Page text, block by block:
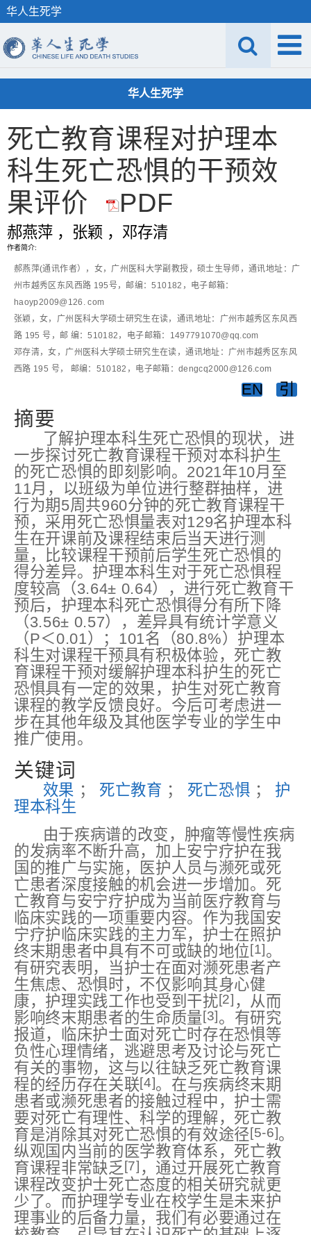
华人生死学
华人生死学
引
EN
死亡教育课程对护理本
科生死亡恐惧的干预效
果评价
PDF
郝燕萍 ，张颖 ，邓存清
作者简介:
郝燕萍(通讯作者），女，广州医科大学副教授，硕士生导师，通讯地址：广
州市越秀区东风西路 195号，邮编：510182，电子邮箱：
haoyp2009@126. com
张颖，女，广州医科大学硕士研究生在读，通讯地址：广州市越秀区东风西
路 195 号，邮 编：510182，电子邮箱：1497791070@qq.com
邓存清，女，广州医科大学硕士研究生在读，通讯地址：广州市越秀区东风
西路 195 号， 邮编：510182，电子邮箱：dengcq2000@126.com
摘要
了解护理本科生死亡恐惧的现状，进
一步探讨死亡教育课程干预对本科护生
的死亡恐惧的即刻影响。2021年10月至
11月，以班级为单位进行整群抽样，进
行为期5周共960分钟的死亡教育课程干
预，采用死亡恐惧量表对129名护理本科
生在开课前及课程结束后当天进行测
量，比较课程干预前后学生死亡恐惧的
得分差异。护理本科生对于死亡恐惧程
度较高（3.64± 0.64），进行死亡教育干
预后，护理本科死亡恐惧得分有所下降
（3.56± 0.57），差异具有统计学意义
（P＜0.01）；101名（80.8%）护理本
科生对课程干预具有积极体验，死亡教
育课程干预对缓解护理本科护生的死亡
恐惧具有一定的效果，护生对死亡教育
课程的教学反馈良好。今后可考虑进一
步在其他年级及其他医学专业的学生中
推广使用。
关键词
效果 ； 死亡教育 ； 死亡恐惧 ； 护
理本科生
由于疾病谱的改变，肿瘤等慢性疾病
的发病率不断升高，加上安宁疗护在我
国的推广与实施，医护人员与濒死或死
亡患者深度接触的机会进一步增加。死
亡教育与安宁疗护成为当前医疗教育与
临床实践的一项重要内容。作为我国安
宁疗护临床实践的主力军，护士在照护
终末期患者中具有不可或缺的地位[1]。
有研究表明，当护士在面对濒死患者产
生焦虑、恐惧时，不仅影响其身心健
康，护理实践工作也受到干扰[2] ，从而
影响终末期患者的生命质量[3]。有研究
报道，临床护士面对死亡时存在恐惧等
负性心理情绪，逃避思考及讨论与死亡
有关的事物，这与以往缺乏死亡教育课
程的经历存在关联[4]。在与疾病终末期
患者或濒死患者的接触过程中，护士需
要对死亡有理性、科学的理解，死亡教
育是消除其对死亡恐惧的有效途径[5-6]。
纵观国内当前的医学教育体系，死亡教
育课程非常缺乏[7] ，通过开展死亡教育
课程改变护士死亡态度的相关研究就更
少了。而护理学专业在校学生是未来护
理事业的后备力量，我们有必要通过在